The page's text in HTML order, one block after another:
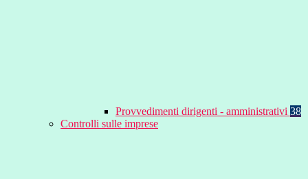
Provvedimenti dirigenti - amministrativi 38
Controlli sulle imprese